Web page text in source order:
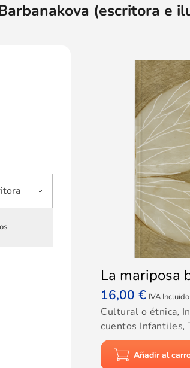
(escritora e
La mariposa
16,00€ IVA Incluido
Cultural o étnica,
cuentos Infantiles,
Añadir al